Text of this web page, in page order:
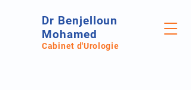
Dr Benjelloun
Mohamed
Cabinet d'Urologie